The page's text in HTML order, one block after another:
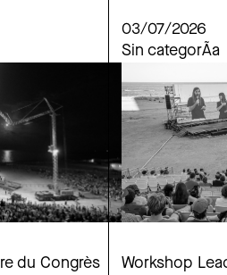
03/07/2026
Sin categorÃ­a
du Congrès
Workshop